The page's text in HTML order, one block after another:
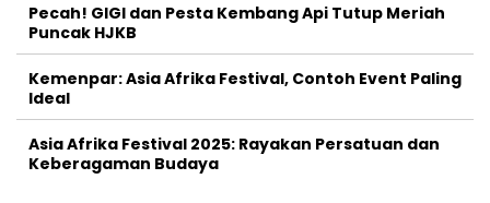
Pecah! GIGI dan Pesta Kembang Api Tutup Meriah
Puncak HJKB
Kemenpar: Asia Afrika Festival, Contoh Event Paling
Ideal
Asia Afrika Festival 2025: Rayakan Persatuan dan
Keberagaman Budaya